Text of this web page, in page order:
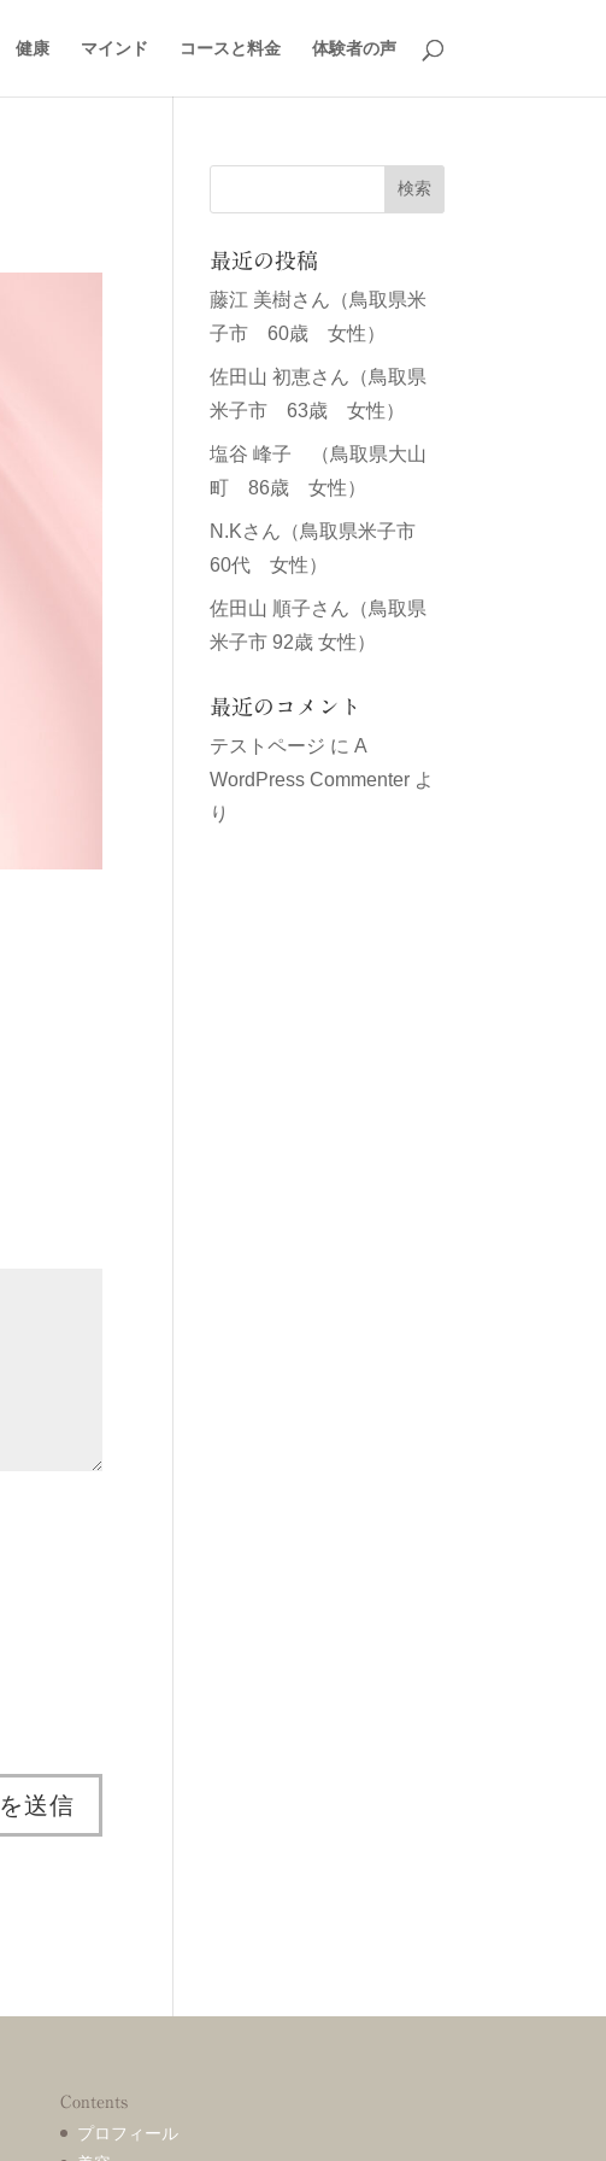
健康 マインド コースと料金 体験者の声
最近の投稿
藤江 美樹さん（鳥取県米
子市 60歳 女性）
佐田山 初恵さん（鳥取県
米子市 63歳 女性）
塩谷 峰子 （鳥取県大山
町 86歳 女性）
N.Kさん（鳥取県米子市
60代 女性）
佐田山 順子さん（鳥取県
米子市 92歳 女性）
最近のコメント
テストページ にA
WordPress Commenter よ
り
Contents
プロフィール